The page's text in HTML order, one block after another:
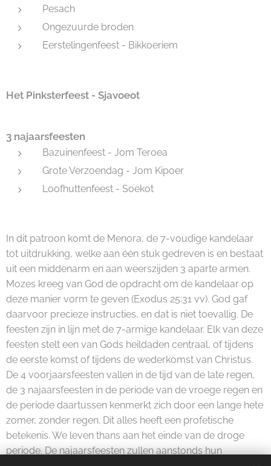
Pesach
Ongezuurde broden
Eerstelingenfeest - Bikkoeriem
Het Pinksterfeest - Sjavoeot
3 najaarsfeesten
Bazuinenfeest - Jom Teroea
Grote Verzoendag - Jom Kipoer
Loofhuttenfeest - Soekot
In dit patroon komt de Menora, de 7-voudige kandelaar
tot uitdrukking, welke aan één stuk gedreven is en bestaat
uit een middenarm en aan weerszijden 3 aparte armen.
Mozes kreeg van God de opdracht om de kandelaar op
deze manier vorm te geven (Exodus 25:31 vv). God gaf
daarvoor precieze instructies, en dat is niet toevallig. De
feesten zijn in lijn met de 7-armige kandelaar. Elk van deze
feesten stelt een van Gods heildaden centraal, of tijdens
de eerste komst of tijdens de wederkomst van Christus.
De 4 voorjaarsfeesten vallen in de tijd van de late regen,
de 3 najaarsfeesten in de periode van de vroege regen en
de periode daartussen kenmerkt zich door een lange hete
zomer, zonder regen. Dit alles heeft een profetische
betekenis. We leven thans aan het einde van de droge
periode. De najaarsfeesten zullen aanstonds hun